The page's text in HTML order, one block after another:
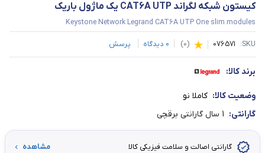
کیستون شبکه لگراند CAT6A UTP یک ماژول باریک
Keystone Network Legrand CAT6A UTP One slim modules
SKU:
076571
(
0
)
0 دیدگاه پرسش
برند کالا:
وضعیت کالا: کاملا نو
گارانتی: 1 سال گارانتی برقچی
گارانتی اصالت و سلامت فیزیکی کالا مشاهده